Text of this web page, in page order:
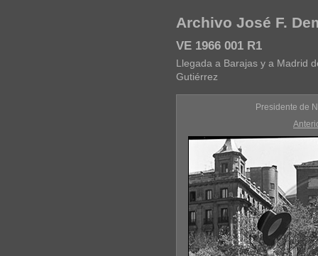
Archivo José F.
VE 1966 001 R1
Llegada a Barajas y a Madrid
Gutiérrez
Presidente de